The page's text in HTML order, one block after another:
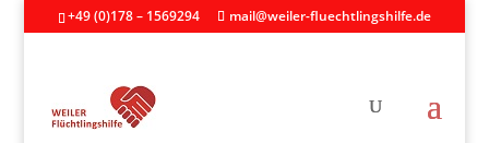
+49 (0)178 – 1569294 mail@weiler-fluechtlingshilfe.de